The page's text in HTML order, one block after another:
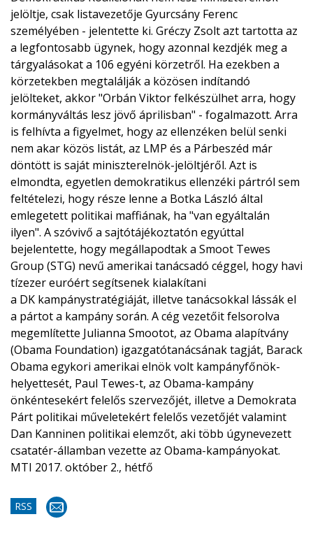
jelöltje, csak listavezetője Gyurcsány Ferenc
személyében - jelentette ki. Gréczy Zsolt azt tartotta az
a legfontosabb ügynek, hogy azonnal kezdjék meg a
tárgyalásokat a 106 egyéni körzetről. Ha ezekben a
körzetekben megtalálják a közösen indítandó
jelölteket, akkor "Orbán Viktor felkészülhet arra, hogy
kormányváltás lesz jövő áprilisban" - fogalmazott. Arra
is felhívta a figyelmet, hogy az ellenzéken belül senki
nem akar közös listát, az LMP és a Párbeszéd már
döntött is saját miniszterelnök-jelöltjéről. Azt is
elmondta, egyetlen demokratikus ellenzéki pártról sem
feltételezi, hogy része lenne a Botka László által
emlegetett politikai maffiának, ha "van egyáltalán
ilyen". A szóvivő a sajtótájékoztatón egyúttal
bejelentette, hogy megállapodtak a Smoot Tewes
Group (STG) nevű amerikai tanácsadó céggel, hogy havi
tízezer euróért segítsenek kialakítani
a DK kampánystratégiáját, illetve tanácsokkal lássák el
a pártot a kampány során. A cég vezetőit felsorolva
megemlítette Julianna Smootot, az Obama alapítvány
(Obama Foundation) igazgatótanácsának tagját, Barack
Obama egykori amerikai elnök volt kampányfőnök-
helyettesét, Paul Tewes-t, az Obama-kampány
önkéntesekért felelős szervezőjét, illetve a Demokrata
Párt politikai műveletekért felelős vezetőjét valamint
Dan Kanninen politikai elemzőt, aki több úgynevezett
csatatér-államban vezette az Obama-kampányokat.
MTI 2017. október 2., hétfő
RSS